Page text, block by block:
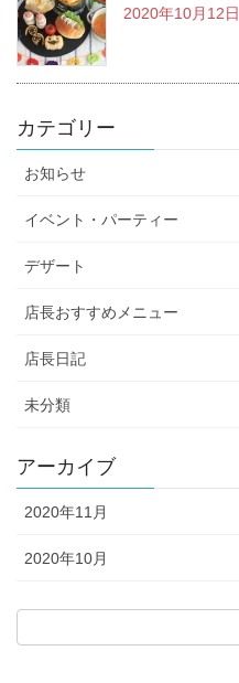
2020年10月12日
カテゴリー
お知らせ
イベント・パーティー
デザート
店長おすすめメニュー
店長日記
未分類
アーカイブ
2020年11月
2020年10月